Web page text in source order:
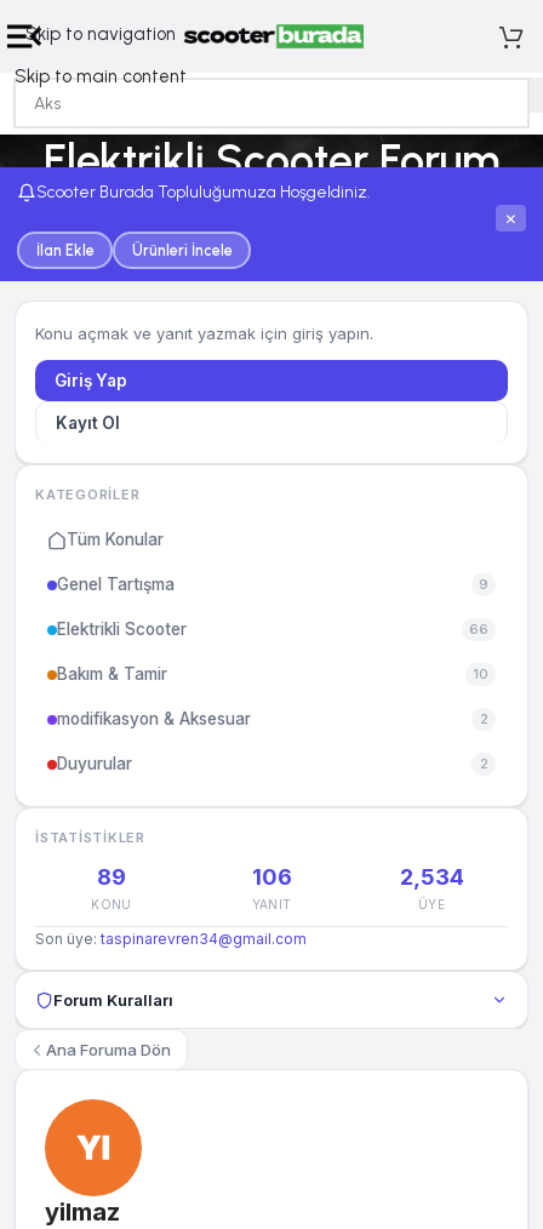
Skip to navigation
Skip to main content
Elektrikli Scooter Forum
Ana Sayfa Elektrikli Scooter Forum
Scooter Burada Topluluğumuza Hoşgeldiniz.
İlan Ekle Ürünleri İncele
×
Konu açmak ve yanıt yazmak için giriş yapın.
Giriş Yap
Kayıt Ol
KATEGORILER
Tüm Konular
Genel Tartışma 9
Elektrikli Scooter 66
Bakım & Tamir 10
modifikasyon & Aksesuar 2
Duyurular 2
İSTATISTIKLER
89
KONU
106
YANIT
2,534
ÜYE
Son üye: taspinarevren34@gmail.com
Forum Kuralları
Ana Foruma Dön
yilmaz